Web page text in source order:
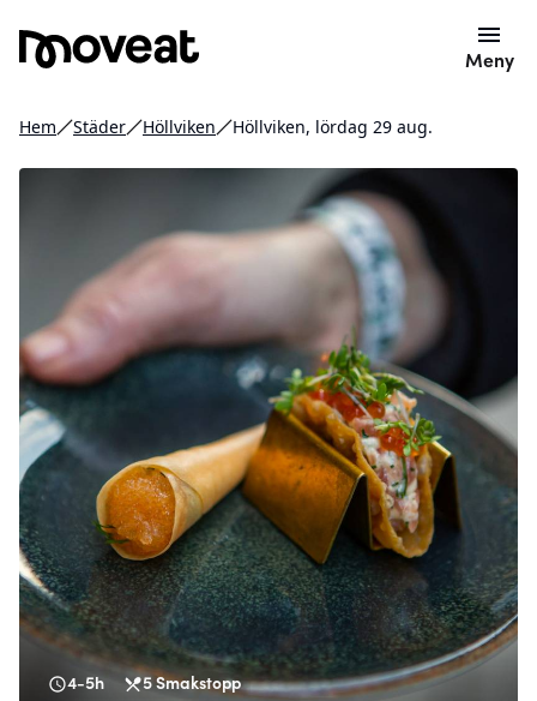
Meny
Hem Städer Höllviken Höllviken, lördag 29 aug.
4-5h 5 Smakstopp